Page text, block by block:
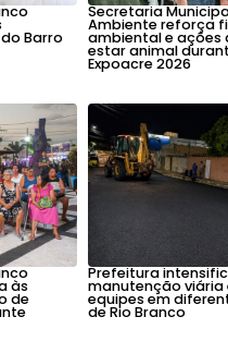
Barro
Secretaria
Ambiente reforça
ambiental e ações
estar animal
Expoacre 2026
às
de
Prefeitura
manutenção viária
equipes em
de Rio Branco